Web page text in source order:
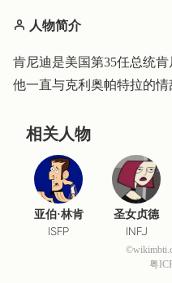
人物简介
肯尼迪是美国第35任总统
他一直与克利奥帕特拉的
相关人物
亚伯·林肯
ISFP
圣女贞德
INFJ
粤